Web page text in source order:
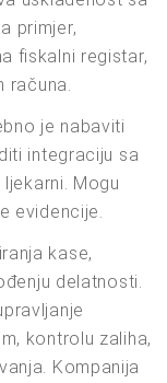
primjer,
fiskalni registar,
računa.
je nabaviti
integraciju sa
Mogu
evidencije.
kase,
delatnosti.
kontrolu zaliha,
Kompanija